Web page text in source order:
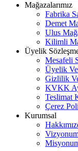
Mağazalarımız
Fabrika
Demet
Ulus
Kilimli
Üyelik
Mesafeli
Üyelik Ve
Gizlilik
KVKK
Teslimat
Çerez
Kurumsal